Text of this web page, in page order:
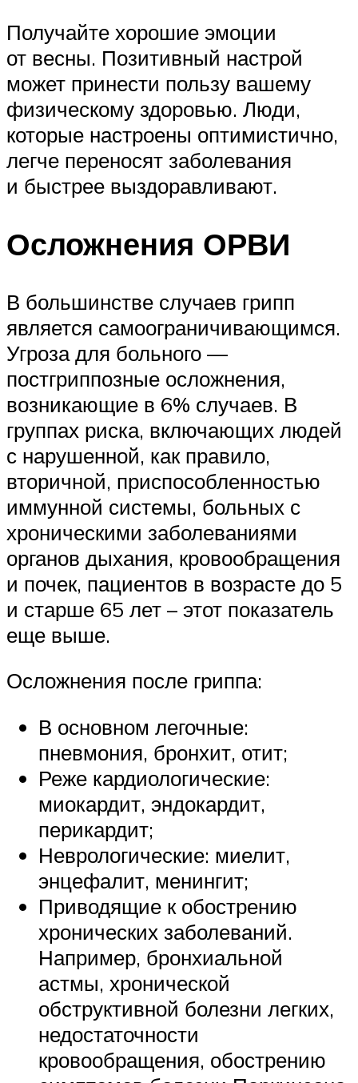
Получайте хорошие эмоции
от весны. Позитивный настрой
может принести пользу вашему
физическому здоровью. Люди,
которые настроены оптимистично,
легче переносят заболевания
и быстрее выздоравливают.
Осложнения ОРВИ
В большинстве случаев грипп
является самоограничивающимся.
Угроза для больного —
постгриппозные осложнения,
возникающие в 6% случаев. В
группах риска, включающих людей
с нарушенной, как правило,
вторичной, приспособленностью
иммунной системы, больных с
хроническими заболеваниями
органов дыхания, кровообращения
и почек, пациентов в возрасте до 5
и старше 65 лет – этот показатель
еще выше.
Осложнения после гриппа:
В основном легочные:
пневмония, бронхит, отит;
Реже кардиологические:
миокардит, эндокардит,
перикардит;
Неврологические: миелит,
энцефалит, менингит;
Приводящие к обострению
хронических заболеваний.
Например, бронхиальной
астмы, хронической
обструктивной болезни легких,
недостаточности
кровообращения, обострению